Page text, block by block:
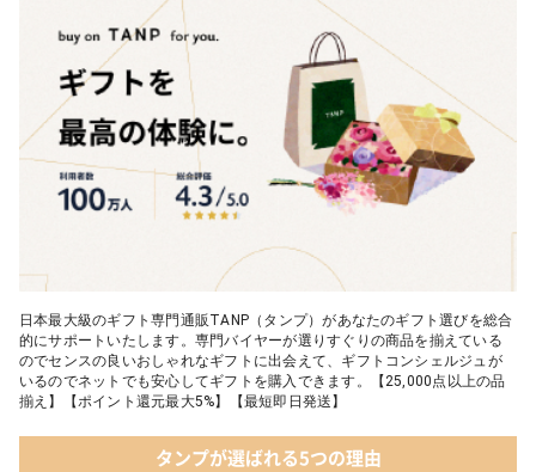
日本最大級のギフト専門通販TANP（タンプ）があなたのギフト選びを総合
的にサポートいたします。専門バイヤーが選りすぐりの商品を揃えている
のでセンスの良いおしゃれなギフトに出会えて、ギフトコンシェルジュが
いるのでネットでも安心してギフトを購入できます。【25,000点以上の品
揃え】【ポイント還元最大5%】【最短即日発送】
タンプが選ばれる5つの理由